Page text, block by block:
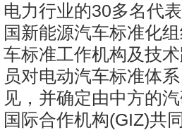
电力行业的30多名代
国新能源汽车标准化
车标准工作机构及技
员对电动汽车标准体
见，并确定由中方的
国际合作机构(GIZ)共